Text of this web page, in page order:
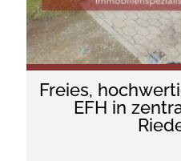
Freies,
EFH in